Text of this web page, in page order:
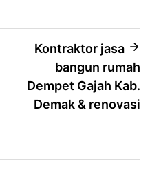
Kontraktor jasa
bangun rumah
Dempet Gajah Kab.
Demak & renovasi